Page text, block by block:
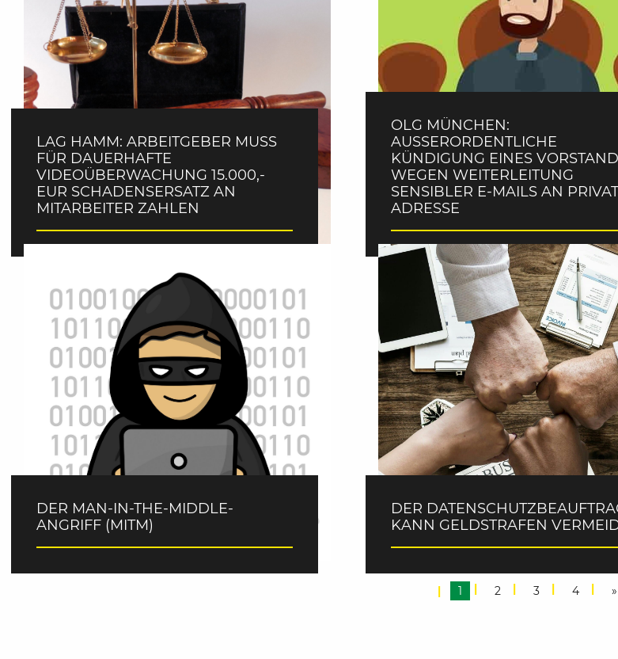
LAG HAMM: ARBEITGEBER MUSS
FÜR DAUERHAFTE
VIDEOÜBERWACHUNG 15.000,-
EUR SCHADENSERSATZ AN
MITARBEITER ZAHLEN
OLG MÜNCHEN:
AUSSERORDENTLICHE K
ÜNDIGUNG EINES VORSTANDS
EGEN WEITERLEITUNG S
ENSIBLER E-MAILS AN PRIVATE
DRESSE
DER MAN-IN-THE-MIDDLE-
ANGRIFF (MITM)
DER
KANN GELDSTRAFEN
1 2 3 4 »